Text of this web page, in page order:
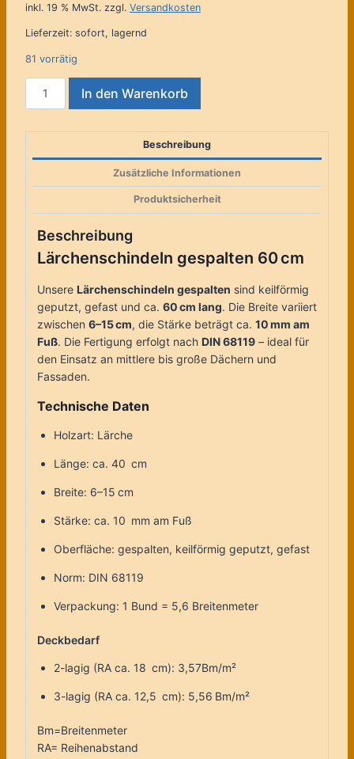
148,69 €
ist:
119,90 €.
inkl. 19 % MwSt. zzgl. Versandkosten
Lieferzeit: sofort, lagernd
81 vorrätig
In den Warenkorb
Beschreibung
Zusätzliche Informationen
Produktsicherheit
Beschreibung
Lärchenschindeln gespalten 60 cm
Unsere Lärchenschindeln gespalten sind keilförmig
geputzt, gefast und ca. 60cm lang. Die Breite variiert
zwischen 6–15 cm, die Stärke beträgt ca. 10 mm am
Fuß. Die Fertigung erfolgt nach DIN 68119 – ideal für
den Einsatz an mittlere bis große Dächern und
Fassaden.
Technische Daten
Holzart: Lärche
Länge: ca. 40 cm
Breite: 6–15 cm
Stärke: ca. 10 mm am Fuß
Oberfläche: gespalten, keilförmig geputzt, gefast
Norm: DIN 68119
Verpackung: 1 Bund = 5,6 Breitenmeter
Deckbedarf
2-lagig (RA ca. 18 cm): 3,57Bm/m²
3-lagig (RA ca. 12,5 cm): 5,56 Bm/m²
Bm=Breitenmeter
RA= Reihenabstand